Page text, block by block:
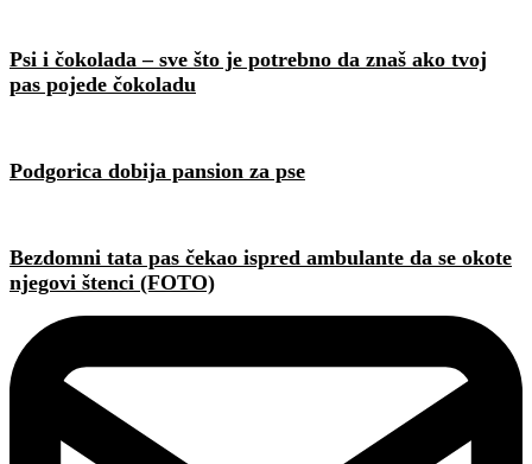
Psi i čokolada – sve što je potrebno da znaš ako tvoj
pas pojede čokoladu
Podgorica dobija pansion za pse
Bezdomni tata pas čekao ispred ambulante da se okote
njegovi štenci (FOTO)